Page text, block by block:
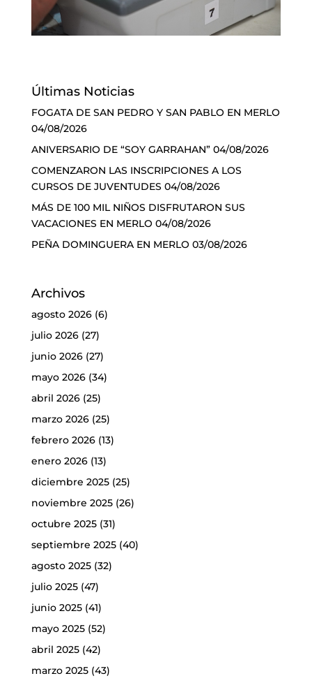
Últimas Noticias
FOGATA DE SAN PEDRO Y SAN PABLO EN MERLO
04/08/2026
ANIVERSARIO DE “SOY GARRAHAN” 04/08/2026
COMENZARON LAS INSCRIPCIONES A LOS
CURSOS DE JUVENTUDES 04/08/2026
MÁS DE 100 MIL NIÑOS DISFRUTARON SUS
VACACIONES EN MERLO 04/08/2026
PEÑA DOMINGUERA EN MERLO 03/08/2026
Archivos
agosto 2026(6)
julio 2026(27)
junio 2026(27)
mayo 2026(34)
abril 2026(25)
marzo 2026(25)
febrero 2026(13)
enero 2026(13)
diciembre 2025(25)
noviembre 2025(26)
octubre 2025(31)
septiembre 2025(40)
agosto 2025(32)
julio 2025(47)
junio 2025(41)
mayo 2025(52)
abril 2025(42)
marzo 2025(43)